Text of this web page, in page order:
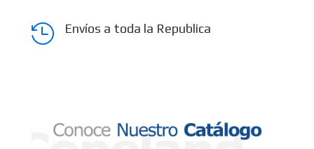
 Envíos a toda la Republica